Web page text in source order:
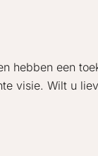
hebben een
visie. Wilt u